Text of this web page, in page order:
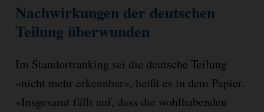
Nachwirkungen der deutschen
Teilung überwunden
Im Standortranking sei die deutsche Teilung
«nicht mehr erkennbar», heißt es in dem Papier.
«Insgesamt fällt auf, dass die wohlhabenden